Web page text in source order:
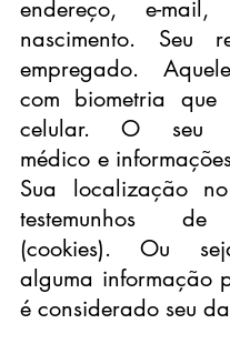
endereço, e-
nascimento. Seu
empregado.
com biometria
celular. O seu
médico e
Sua localização
testemunhos de
(cookies). Ou
alguma informação
é considerado seu